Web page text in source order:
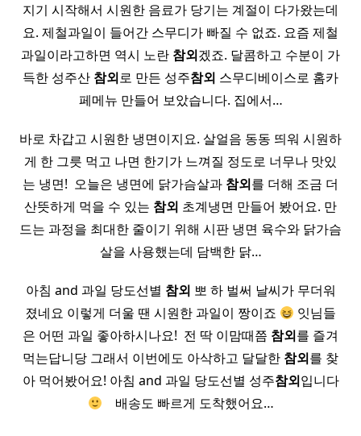
지기 시작해서 시원한 음료가 당기는 계절이 다가왔는데
요. 제철과일이 들어간 스무디가 빠질 수 없죠. 요즘 제철
과일이라고하면 역시 노란 참외겠죠. 달콤하고 수분이 가
득한 성주산 참외로 만든 성주참외 스무디베이스로 홈카
페메뉴 만들어 보았습니다. 집에서…
바로 차갑고 시원한 냉면이지요. 살얼음 동동 띄워 시원하
게 한 그릇 먹고 나면 한기가 느껴질 정도로 너무나 맛있
는 냉면! ​ 오늘은 냉면에 닭가슴살과 참외를 더해 조금 더
산뜻하게 먹을 수 있는 참외 초계냉면 만들어 봤어요. 만
드는 과정을 최대한 줄이기 위해 시판 냉면 육수와 닭가슴
살을 사용했는데 담백한 닭…
아침 and 과일 당도선별 참외 뽀 하 벌써 날씨가 무더워
졌네요 이렇게 더울 땐 시원한 과일이 짱이죠
잇님들
은 어떤 과일 좋아하시나요! ​ 전 딱 이맘때쯤 참외를 즐겨
먹는답니당 그래서 이번에도 아삭하고 달달한 참외를 찾
아 먹어봤어요! 아침 and 과일 당도선별 성주참외입니다
​ ​ ​ 배송도 빠르게 도착했어요…